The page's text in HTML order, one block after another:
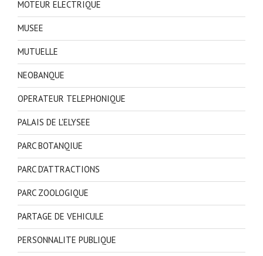
MOTEUR ELECTRIQUE
MUSEE
MUTUELLE
NEOBANQUE
OPERATEUR TELEPHONIQUE
PALAIS DE L'ELYSEE
PARC BOTANQIUE
PARC D'ATTRACTIONS
PARC ZOOLOGIQUE
PARTAGE DE VEHICULE
PERSONNALITE PUBLIQUE